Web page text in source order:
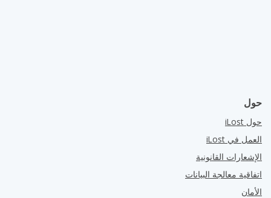
حول
حول iLost
العمل في iLost
الإشعارات القانونية
اتفاقية معالجة البيانات
الأمان